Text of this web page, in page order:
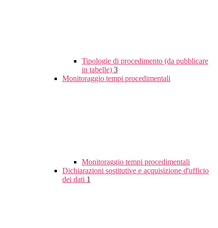
Tipologie di procedimento (da pubblicare
in tabelle) 3
Monitoraggio tempi procedimentali
Monitoraggio tempi procedimentali
Dichiarazioni sostitutive e acquisizione d'ufficio
dei dati 1